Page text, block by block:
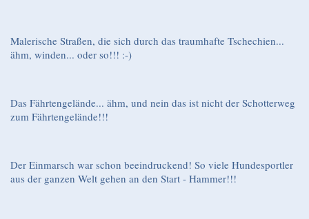
Malerische Straßen, die sich durch das traumhafte Tschechien...
ähm, winden... oder so!!! :-)
Das Fährtengelände... ähm, und nein das ist nicht der Schotterweg
zum Fährtengelände!!!
Der Einmarsch war schon beeindruckend! So viele Hundesportler
aus der ganzen Welt gehen an den Start - Hammer!!!